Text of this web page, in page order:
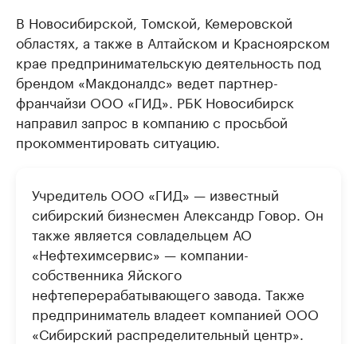
В Новосибирской, Томской, Кемеровской
областях, а также в Алтайском и Красноярском
крае предпринимательскую деятельность под
брендом «Макдоналдс» ведет партнер-
франчайзи ООО «ГИД». РБК Новосибирск
направил запрос в компанию с просьбой
прокомментировать ситуацию.
Учредитель ООО «ГИД» — известный
сибирский бизнесмен Александр Говор. Он
также является совладельцем АО
«Нефтехимсервис» — компании-
собственника Яйского
нефтеперерабатывающего завода. Также
предприниматель владеет компанией ООО
«Сибирский распределительный центр».